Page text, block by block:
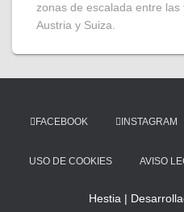
zonas de escalada entre las
Austria y Suiza.
FACEBOOK INSTAGRAM
USO DE COOKIES AVISO
Hestia |